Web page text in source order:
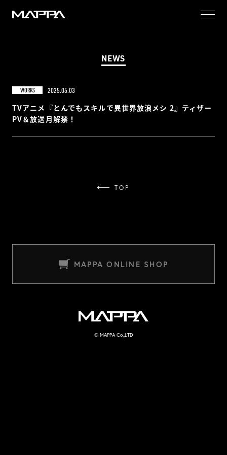
MAPPA
NEWS
WORKS 2025.05.03
TVアニメ『とんでもスキルで異世界放浪メシ 2』ティザー
PV＆放送月解禁！
TOP
MAPPA ONLINE SHOP
MAPPA
© MAPPA Co.,LTD